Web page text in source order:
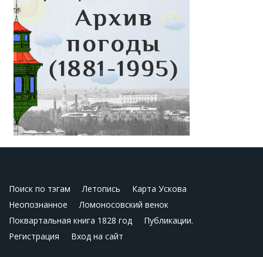
Поиск по тэгам Летопись
Карта Ускова
Неопознанное
Ломоносовский венок
Поквартальная книга 1828 год
Публикации.
Регистрация
Вход на сайт